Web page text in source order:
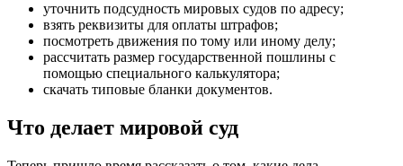
уточнить подсудность мировых судов по адресу;
взять реквизиты для оплаты штрафов;
посмотреть движения по тому или иному делу;
рассчитать размер государственной пошлины с
помощью специального калькулятора;
скачать типовые бланки документов.
Что делает мировой суд